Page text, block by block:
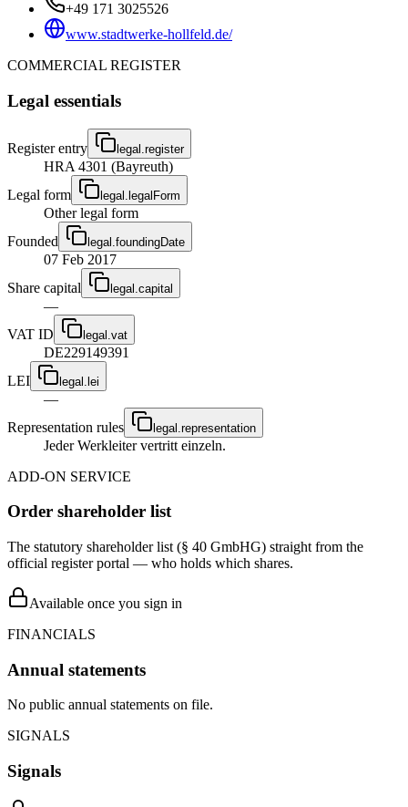
+49 171 3025526
www.stadtwerke-hollfeld.de/
COMMERCIAL REGISTER
Legal essentials
Register entry legal.register
HRA 4301 (Bayreuth)
Legal form
legal.legalForm
Other legal form
Founded
legal.foundingDate
07 Feb 2017
Share capital
legal.capital
—
VAT ID
legal.vat
DE229149391
LEI
legal.lei
—
Representation rules
legal.representation
Jeder Werkleiter vertritt einzeln.
ADD-ON SERVICE
Order shareholder list
The statutory shareholder list (§ 40 GmbHG) straight from the
official register portal — who holds which shares.
Available once you sign in
FINANCIALS
Annual statements
No public annual statements on file.
SIGNALS
Signals